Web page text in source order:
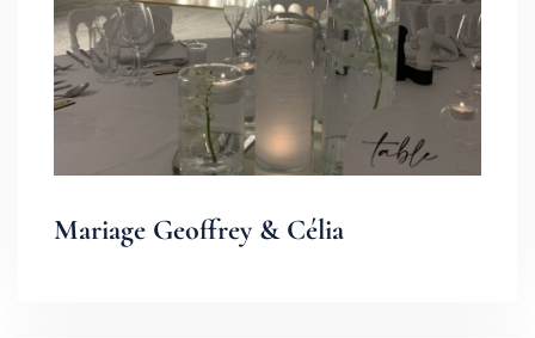
Mariage Geoffrey & Célia